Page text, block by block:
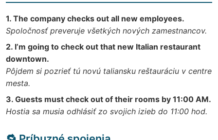
1. The company checks out all new employees.
Spoločnosť preveruje všetkých nových zamestnancov.
2. I’m going to check out that new Italian restaurant
downtown.
Pôjdem si pozrieť tú novú taliansku reštauráciu v centre
mesta.
3. Guests must check out of their rooms by 11:00 AM.
Hostia sa musia odhlásiť zo svojich izieb do 11:00 hod.